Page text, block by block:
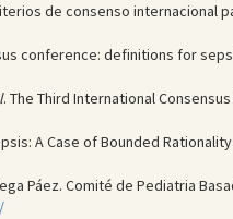
de consenso internacional
conference: definitions for
. The Third International
A Case of Bounded Rationality
Páez. Comité de Pediatria